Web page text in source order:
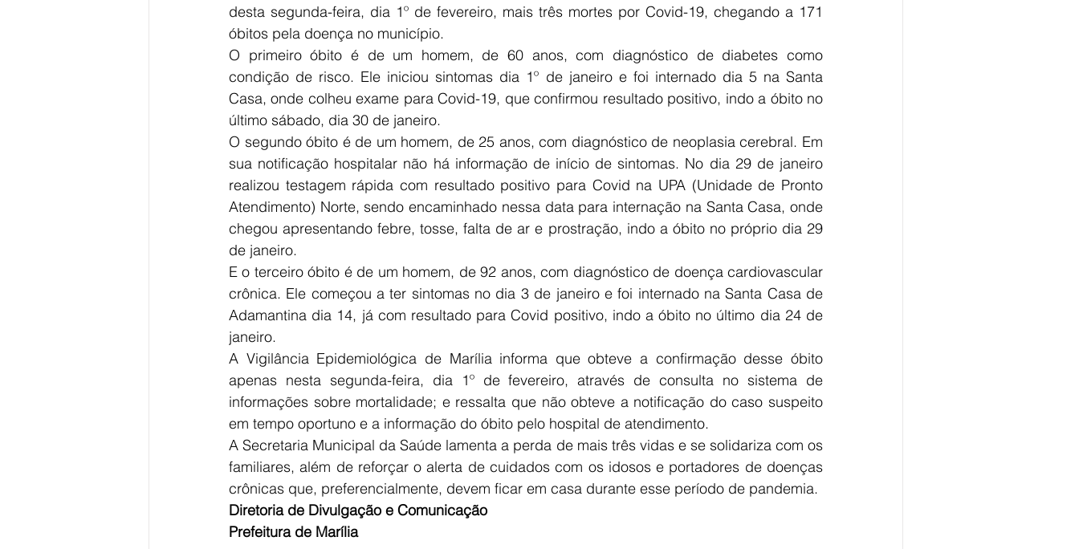
desta segunda-feira, dia 1º de fevereiro, mais três mortes por Covid-19, chegando a 171
óbitos pela doença no município.
O primeiro óbito é de um homem, de 60 anos, com diagnóstico de diabetes como
condição de risco. Ele iniciou sintomas dia 1º de janeiro e foi internado dia 5 na Santa
Casa, onde colheu exame para Covid-19, que confirmou resultado positivo, indo a óbito no
último sábado, dia 30 de janeiro.
O segundo óbito é de um homem, de 25 anos, com diagnóstico de neoplasia cerebral. Em
sua notificação hospitalar não há informação de início de sintomas. No dia 29 de janeiro
realizou testagem rápida com resultado positivo para Covid na UPA (Unidade de Pronto
Atendimento) Norte, sendo encaminhado nessa data para internação na Santa Casa, onde
chegou apresentando febre, tosse, falta de ar e prostração, indo a óbito no próprio dia 29
de janeiro.
E o terceiro óbito é de um homem, de 92 anos, com diagnóstico de doença cardiovascular
crônica. Ele começou a ter sintomas no dia 3 de janeiro e foi internado na Santa Casa de
Adamantina dia 14, já com resultado para Covid positivo, indo a óbito no último dia 24 de
janeiro.
A Vigilância Epidemiológica de Marília informa que obteve a confirmação desse óbito
apenas nesta segunda-feira, dia 1º de fevereiro, através de consulta no sistema de
informações sobre mortalidade; e ressalta que não obteve a notificação do caso suspeito
em tempo oportuno e a informação do óbito pelo hospital de atendimento.
A Secretaria Municipal da Saúde lamenta a perda de mais três vidas e se solidariza com os
familiares, além de reforçar o alerta de cuidados com os idosos e portadores de doenças
crônicas que, preferencialmente, devem ficar em casa durante esse período de pandemia.
Diretoria de Divulgação e Comunicação
Prefeitura de Marília